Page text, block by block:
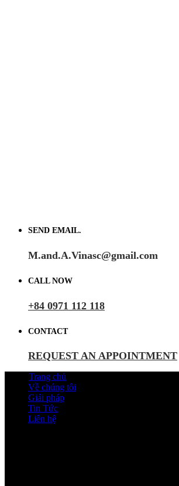
SEND EMAIL.
M.and.A.Vinasc@gmail.com
CALL NOW
+84 0971 112 118
CONTACT
REQUEST AN APPOINTMENT
Trang chủ
Về chúng tôi
Giải pháp
Tin Tức
Liên hệ